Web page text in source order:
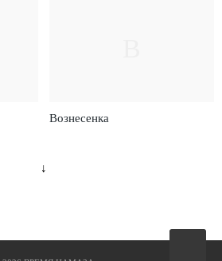
Вознесенка
↓